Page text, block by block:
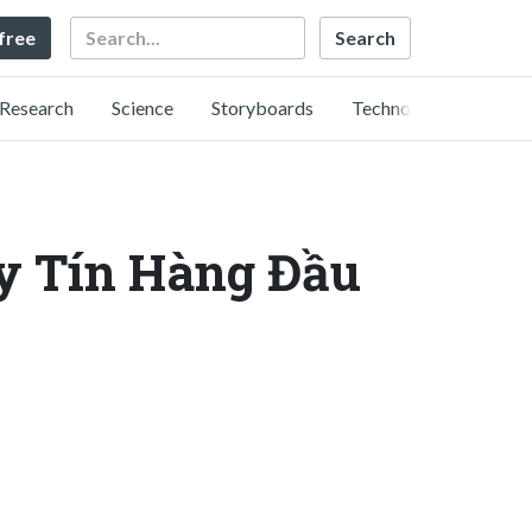
Search
Research Science Storyboards Technology
Tín Hàng Đầu